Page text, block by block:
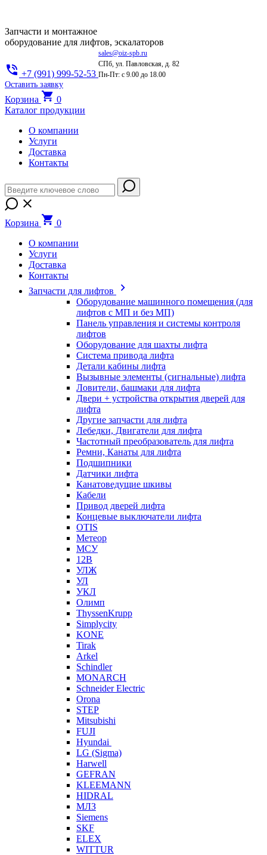
Запчасти и монтажное
оборудование для лифтов, эскалаторов
+7 (991) 999-52-53
sales@oiz-spb.ru
СПб, ул. Павловская, д. 82
Пн-Пт: с 9.00 до 18.00
Оставить заявку
Корзина
0
Каталог продукции
О компании
Услуги
Доставка
Контакты
Корзина
0
О компании
Услуги
Доставка
Контакты
Запчасти для лифтов
Оборудование машинного помещения (для
лифтов с МП и без МП)
Панель управления и системы контроля
лифтов
Оборудование для шахты лифта
Система привода лифта
Детали кабины лифта
Вызывные элементы (сигнальные) лифта
Ловители, башмаки для лифта
Двери + устройства открытия дверей для
лифта
Другие запчасти для лифта
Лебедки, Двигатели для лифта
Частотный преобразователь для лифта
Ремни, Канаты для лифта
Подшипники
Датчики лифта
Канатоведущие шкивы
Кабели
Привод дверей лифта
Концевые выключатели лифта
OTIS
Метеор
МСУ
12В
УЛЖ
УЛ
УКЛ
Олимп
ThyssenKrupp
Simplycity
KONE
Tirak
Arkel
Schindler
MONARCH
Schneider Electric
Orona
STEP
Mitsubishi
FUJI
Hyundai
LG (Sigma)
Harwell
GEFRAN
KLEEMANN
HIDRAL
МЛЗ
Siemens
SKF
ELEX
WITTUR